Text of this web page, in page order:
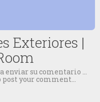
Exteriores |
enviar su comentario ...
your comment...